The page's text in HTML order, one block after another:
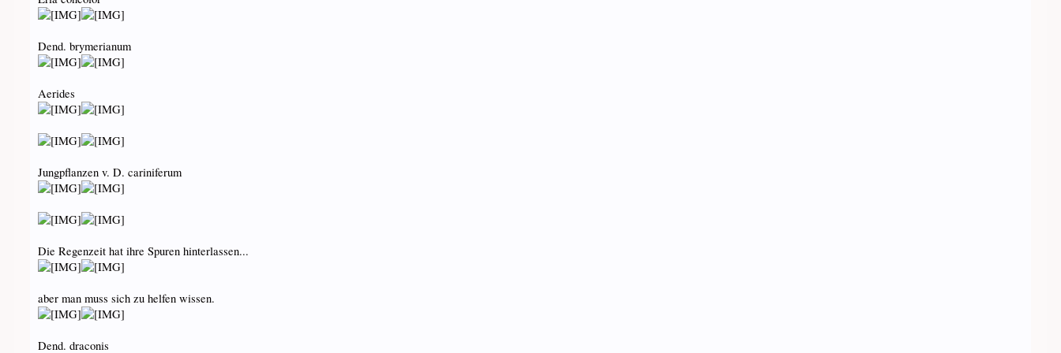
Dend. brymerianum
Aerides
Jungpflanzen v. D. cariniferum
Die Regenzeit hat ihre Spuren hinterlassen...
aber man muss sich zu helfen wissen.
Dend. draconis